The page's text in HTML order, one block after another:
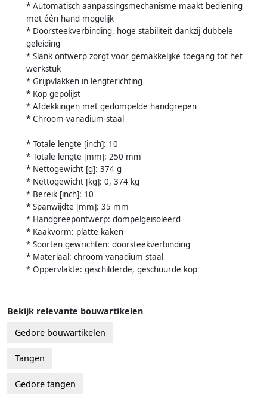
* Automatisch aanpassingsmechanisme maakt bediening
met één hand mogelijk
* Doorsteekverbinding, hoge stabiliteit dankzij dubbele
geleiding
* Slank ontwerp zorgt voor gemakkelijke toegang tot het
werkstuk
* Grijpvlakken in lengterichting
* Kop gepolijst
* Afdekkingen met gedompelde handgrepen
* Chroom-vanadium-staal
* Totale lengte [inch]: 10
* Totale lengte [mm]: 250 mm
* Nettogewicht [g]: 374 g
* Nettogewicht [kg]: 0, 374 kg
* Bereik [inch]: 10
* Spanwijdte [mm]: 35 mm
* Handgreepontwerp: dompelgeïsoleerd
* Kaakvorm: platte kaken
* Soorten gewrichten: doorsteekverbinding
* Materiaal: chroom vanadium staal
* Oppervlakte: geschilderde, geschuurde kop
Bekijk relevante bouwartikelen
Gedore bouwartikelen
Tangen
Gedore tangen